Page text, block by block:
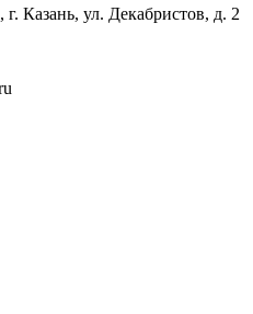
Казань, ул. Декабристов, д. 2